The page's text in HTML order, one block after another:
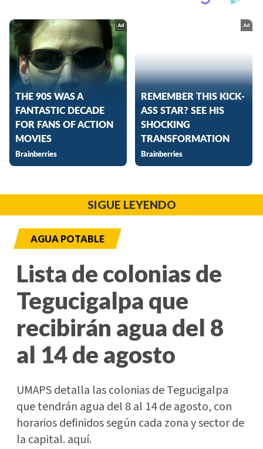
SIGUE LEYENDO
AGUA POTABLE
Lista de colonias de
Tegucigalpa que
recibirán agua del 8
al 14 de agosto
UMAPS detalla las colonias de Tegucigalpa
que tendrán agua del 8 al 14 de agosto, con
horarios definidos según cada zona y sector de
la capital. aquí.